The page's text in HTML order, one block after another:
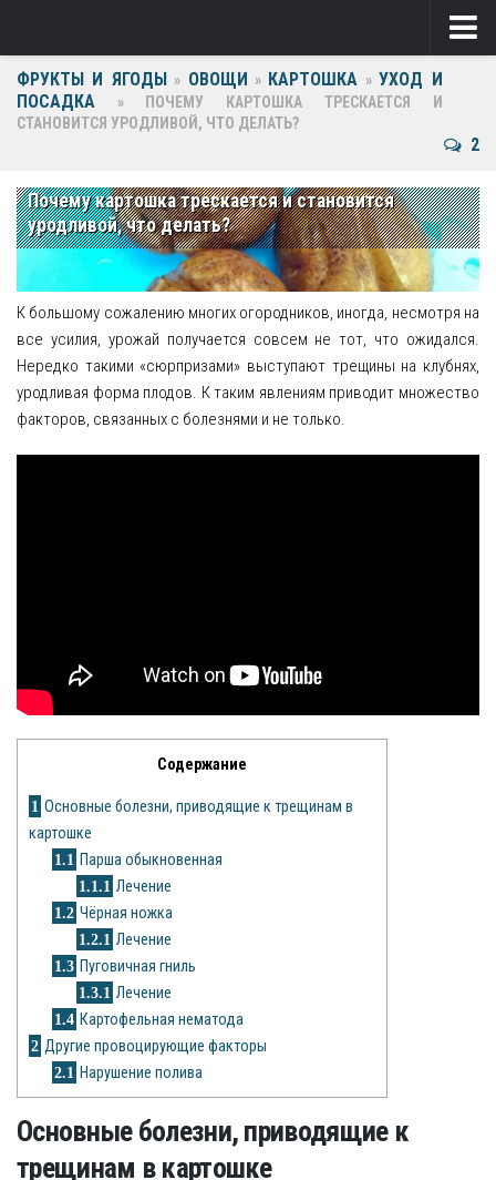
Ягоды
Виноград
Крыжовник
Малина
Фрукты
Груша
Ежевика
Драцена
Замиокулькас
Петуния
Рецепты
О сайте
ФРУКТЫ И ЯГОДЫ » ОВОЩИ » КАРТОШКА » УХОД И
ПОСАДКА »
ПОЧЕМУ КАРТОШКА ТРЕСКАЕТСЯ И
СТАНОВИТСЯ УРОДЛИВОЙ, ЧТО ДЕЛАТЬ?
2
Почему картошка трескается и становится
уродливой, что делать?
К большому сожалению многих огородников, иногда, несмотря на
все усилия, урожай получается совсем не тот, что ожидался.
Нередко такими «сюрпризами» выступают трещины на клубнях,
уродливая форма плодов. К таким явлениям приводит множество
факторов, связанных с болезнями и не только.
Содержание
1 Основные болезни, приводящие к трещинам в
картошке
1.1 Парша обыкновенная
1.1.1 Лечение
1.2 Чёрная ножка
1.2.1 Лечение
1.3 Пуговичная гниль
1.3.1 Лечение
1.4 Картофельная нематода
2 Другие провоцирующие факторы
2.1 Нарушение полива
Основные болезни, приводящие к
трещинам в картошке